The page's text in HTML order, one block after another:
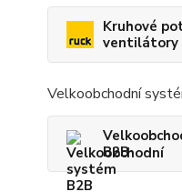
Kruhové
ventilátory
Velkoobchodní
B2B